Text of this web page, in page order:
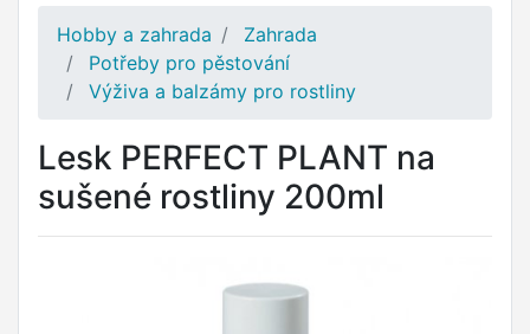
Hobby a zahrada
Zahrada
Potřeby pro pěstování
Výživa a balzámy pro rostliny
Lesk PERFECT PLANT na
sušené rostliny 200ml